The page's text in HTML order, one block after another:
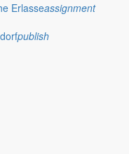
Erlasseassignment
publish